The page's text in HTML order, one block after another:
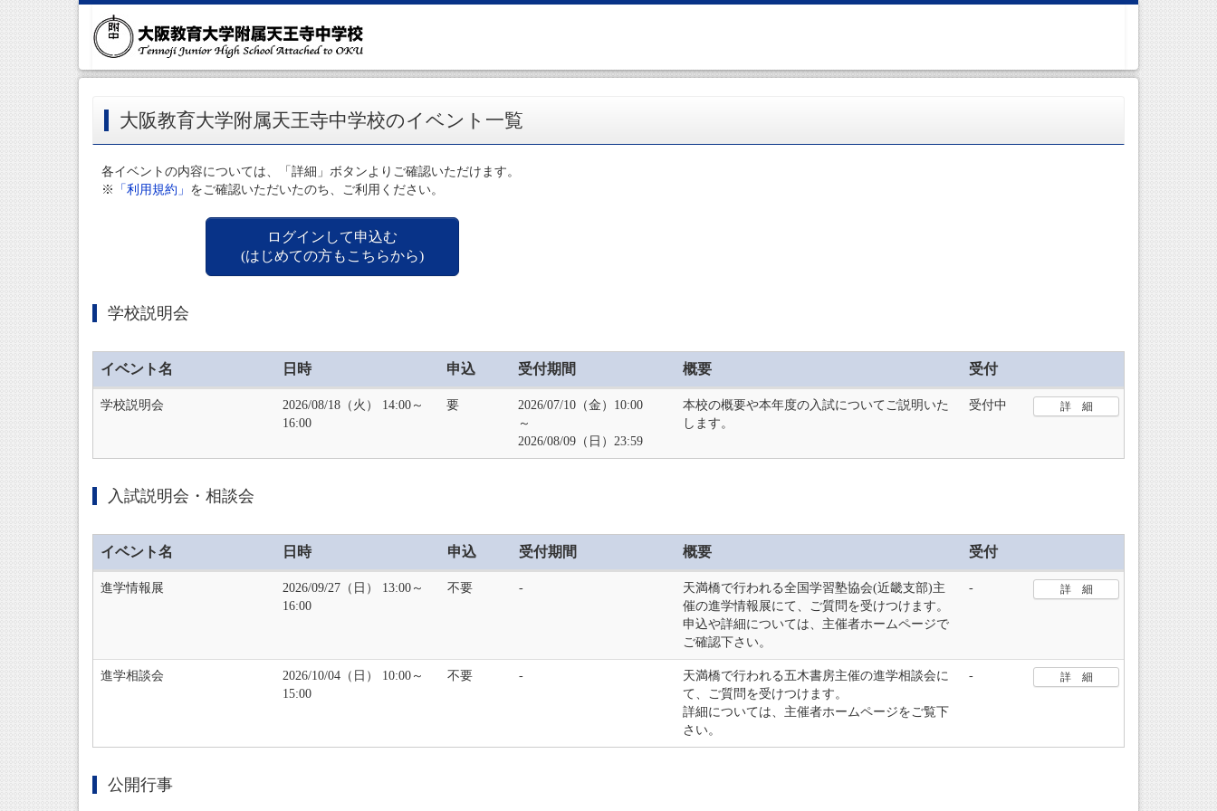
大阪教育大学附属天王寺中学校のイベント一覧
各イベントの内容については、「詳細」ボタンよりご確認いただけます。
※
「利用規約」 をご確認いただいたのち、ご利用ください。
ログインして申込む
(はじめての方もこちらから)
学校説明会
イベント名 日時 申込 受付期間 概要 受付
学校説明会
2026/08/18（火） 14:00～
16:00
要
2026/07/10（金）10:00
～
2026/08/09（日）23:59
本校の概要や本年度の入試についてご説明いた
します。
受付中 詳 細
入試説明会・相談会
イベント名 日時 申込 受付期間 概要 受付
進学情報展
2026/09/27（日） 13:00～
16:00
不要 ‐
天満橋で行われる全国学習塾協会(近畿支部)主
催の進学情報展にて、ご質問を受けつけます。
申込や詳細については、主催者ホームページで
ご確認下さい。
- 詳 細
進学相談会
2026/10/04（日） 10:00～
15:00
不要 ‐
天満橋で行われる五木書房主催の進学相談会に
て、ご質問を受けつけます。
詳細については、主催者ホームページをご覧下
さい。
- 詳 細
公開行事